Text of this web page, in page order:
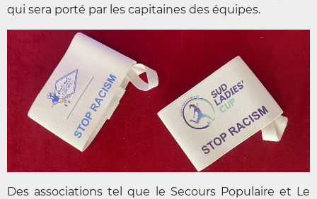
qui sera porté par les capitaines des équipes.
Des associations tel que le Secours Populaire et Le